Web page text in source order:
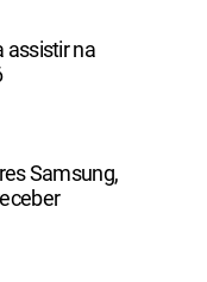
assistir na
Samsung,